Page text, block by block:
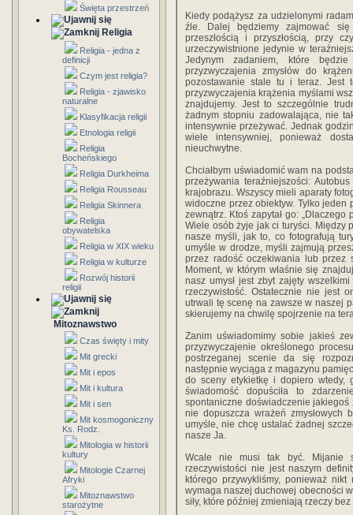
Święta przestrzeń
Religia
Religia - jedna z
definicji
Czym jest religia?
Religia - zjawisko
naturalne
Klasyfikacja religii
Etnologia religii
Religia
Bocheńskiego
Religia Durkheima
Religia Rousseau
Religia Skinnera
Religia
obywatelska
Religia w XIX wieku
Religia w kulturze
Rozwój historii
religii
Mitoznawstwo
Czas święty i mity
Mit grecki
Mit i epos
Mit i kultura
Mit i sen
Mit kosmogoniczny
Ks. Rodz.
Mitologia w historii
kultury
Mitologie Czarnej
Afryki
Mitoznawstwo
starożytne
Kiedy podążysz za udzielonymi
źle. Dalej będziemy zajmować się
przeszłością i przyszłością, przy
urzeczywistnione jedynie w
Jedynym zadaniem, które
przyzwyczajenia zmysłów do
pozostawanie stale tu i teraz. Jest
przyzwyczajenia krążenia myślami
znajdujemy. Jest to szczególnie
żadnym stopniu zadowalająca, nie
intensywnie przeżywać. Jednak
wiele intensywniej, ponieważ
nieuchwytne.
Chciałbym uświadomić wam na
przeżywania teraźniejszości:
krajobrazu. Wszyscy mieli aparaty
widoczne przez obiektyw. Tylko jeden
zewnątrz. Ktoś zapytał go: „Dlaczego
Wiele osób żyje jak ci turyści. Między
nasze myśli, jak to, co fotografują
umyśle w drodze, myśli zajmują
przez radość oczekiwania lub przez
Moment, w którym właśnie się
nasz umysł jest zbyt zajęty
rzeczywistość. Ostatecznie nie jest
utrwali tę scenę na zawsze w naszej
skierujemy na chwilę spojrzenie na
Zanim uświadomimy sobie jakieś
przyzwyczajenie określonego
postrzeganej scenie da się
następnie wyciąga z magazynu
do sceny etykietkę i dopiero wtedy,
świadomość dopuściła to
spontaniczne doświadczenie
nie dopuszcza wrażeń zmysłowych
umyśle, nie chcę ustalać żadnej
nasze Ja.
Wcale nie musi tak być. Mijanie
rzeczywistości nie jest naszym
którego przywykliśmy, ponieważ
wymaga naszej duchowej obecności
siły, które później zmieniają rzeczy